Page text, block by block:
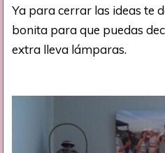
Ya para cerrar las ideas te
bonita para que puedas
extra lleva lámparas.